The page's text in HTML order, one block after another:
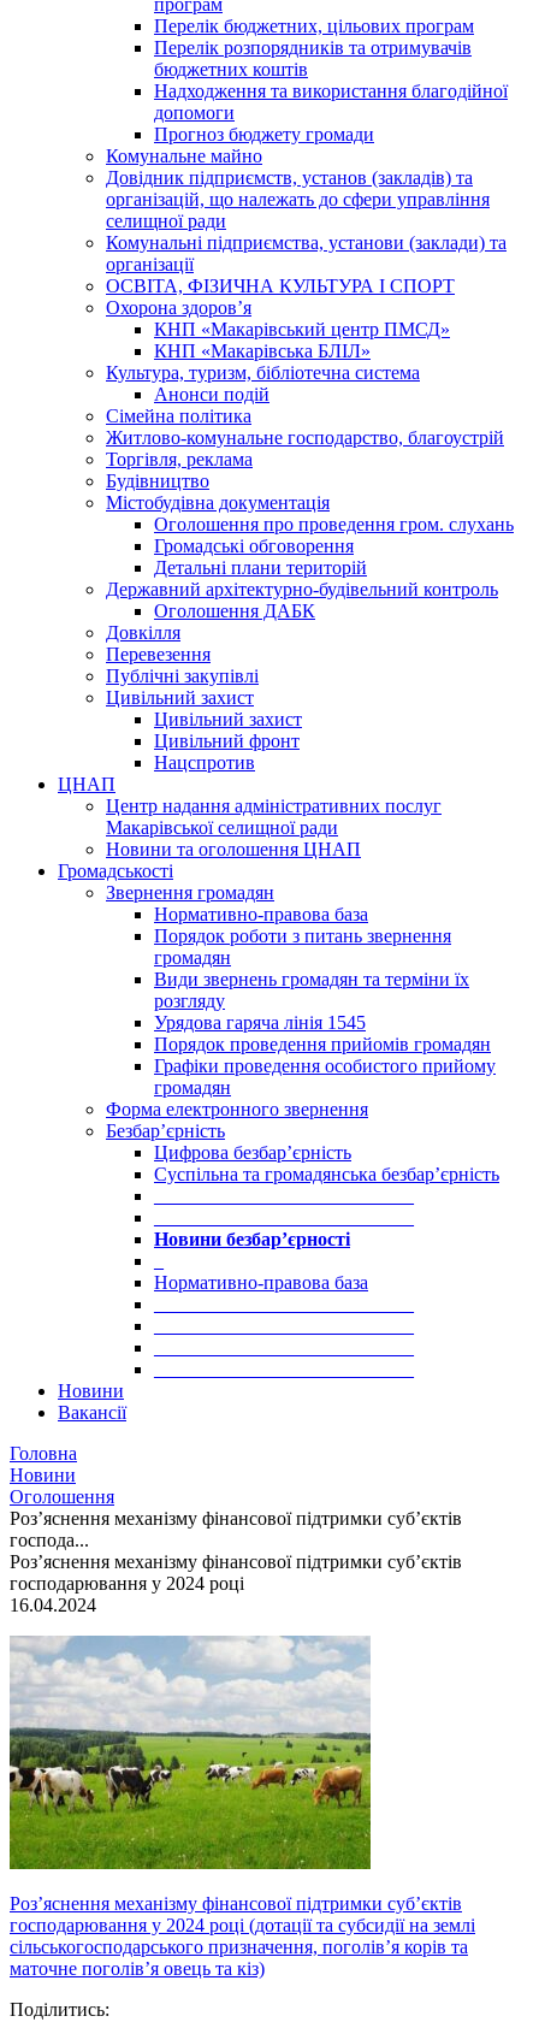
програм
Перелік бюджетних, цільових програм
Перелік розпорядників та отримувачів
бюджетних коштів
Надходження та використання благодійної
допомоги
Прогноз бюджету громади
Комунальне майно
Довідник підприємств, установ (закладів) та
організацій, що належать до сфери управління
селищної ради
Комунальні підприємства, установи (заклади) та
організації
ОСВІТА, ФІЗИЧНА КУЛЬТУРА І СПОРТ
Охорона здоров’я
КНП «Макарівський центр ПМСД»
КНП «Макарівська БЛІЛ»
Культура, туризм, бібліотечна система
Анонси подій
Сімейна політика
Житлово-комунальне господарство, благоустрій
Торгівля, реклама
Будівництво
Містобудівна документація
Оголошення про проведення гром. слухань
Громадські обговорення
Детальні плани територій
Державний архітектурно-будівельний контроль
Оголошення ДАБК
Довкілля
Перевезення
Публічні закупівлі
Цивільний захист
Цивільний захист
Цивільний фронт
Нацспротив
ЦНАП
Центр надання адміністративних послуг
Макарівської селищної ради
Новини та оголошення ЦНАП
Громадськості
Звернення громадян
Нормативно-правова база
Порядок роботи з питань звернення
громадян
Види звернень громадян та терміни їх
розгляду
Урядова гаряча лінія 1545
Порядок проведення прийомів громадян
Графіки проведення особистого прийому
громадян
Форма електронного звернення
Безбар’єрність
Цифрова безбар’єрність
Суспільна та громадянська безбар’єрність
Новини безбар’єрності
Нормативно-правова база
Новини
Вакансії
Головна
Новини
Оголошення
Роз’яснення механізму фінансової підтримки суб’єктів
господа...
Роз’яснення механізму фінансової підтримки суб’єктів
господарювання у 2024 році
16.04.2024
Роз’яснення механізму фінансової підтримки суб’єктів
господарювання у 2024 році (дотації та субсидії на землі
сільськогосподарського призначення, поголів’я корів та
маточне поголів’я овець та кіз)
Поділитись: